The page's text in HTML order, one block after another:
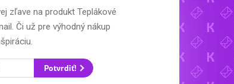
zľave na produkt Teplákové
Či už pre výhodný nákup
Potvrdiť!